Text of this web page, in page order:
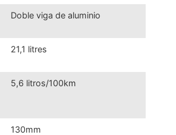
Doble viga de aluminio
21,1 litres
5,6 litros/100km
130mm